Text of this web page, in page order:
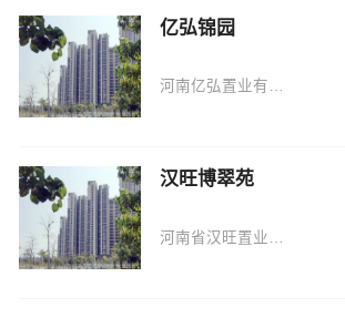
亿弘锦园
河南亿弘置业有限公司
汉旺博翠苑